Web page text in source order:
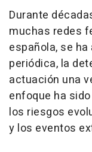
Durante
muchas redes
española, se
periódica, la
actuación una
enfoque ha
los riesgos
y los eventos